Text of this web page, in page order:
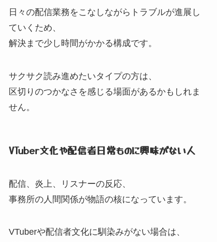
日々の配信業務をこなしながらトラブルが進展し
ていくため、
解決まで少し時間がかかる構成です。
サクサク読み進めたいタイプの方は、
区切りのつかなさを感じる場面があるかもしれま
せん。
VTuber文化や配信者日常ものに興味がない人
配信、 炎上、
リスナーの反応、
事務所の人間関係が物語の核になっています。
VTuberや配信者文化に馴染みがない場合は、